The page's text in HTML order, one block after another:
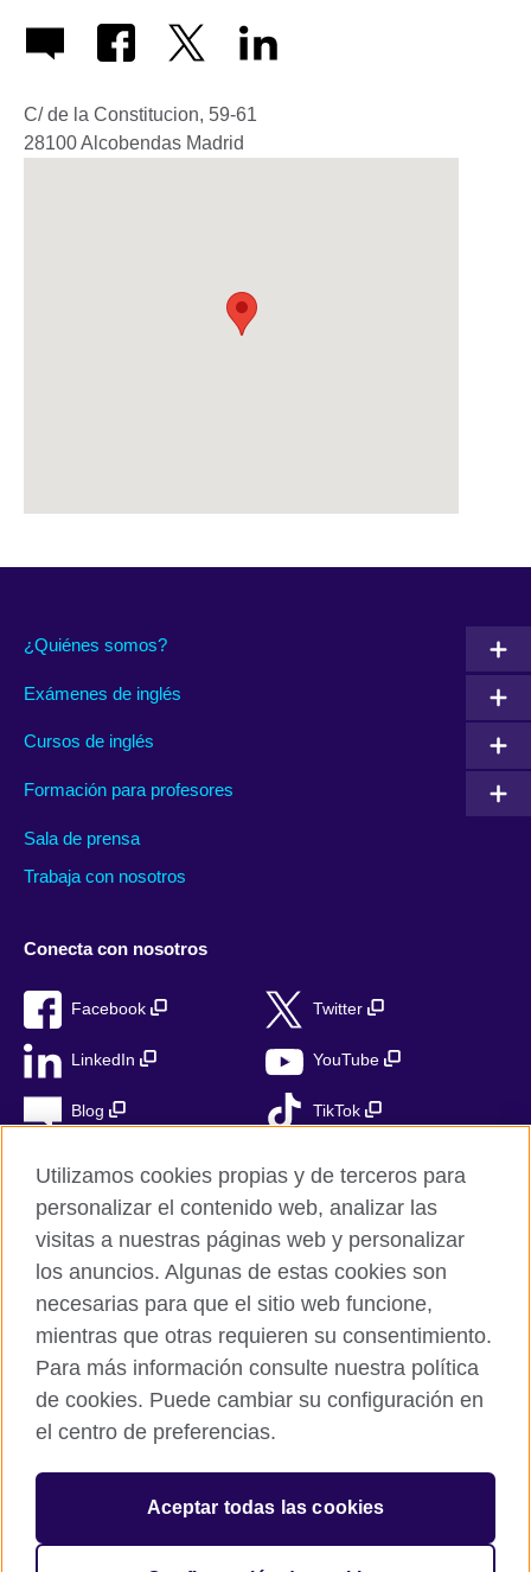
C/ de la Constitucion, 59-61
28100Alcobendas Madrid
¿Quiénes somos?
Exámenes de inglés
Cursos de inglés
Formación para profesores
Sala de prensa
Trabaja con nosotros
Conecta con nosotros
Facebook Twitter
LinkedIn YouTube
Blog TikTok
British Council Global
Privacidad
Aviso Legal
Cookies
Mapa del sitio
© 2026 British Council
relations and educational opportunities. A registered charity in
the UK: 209131 (England and Wales) SC037733
(Scotland). Registered in Spain as “Delegación en España de la
Utilizamos cookies propias y de terceros para
personalizar el contenido web, analizar las
visitas a nuestras páginas web y personalizar
los anuncios. Algunas de estas cookies son
necesarias para que el sitio web funcione,
mientras que otras requieren su consentimiento.
Para más información consulte nuestra política
de cookies. Puede cambiar su configuración en
el centro de preferencias.
Aceptar todas las cookies